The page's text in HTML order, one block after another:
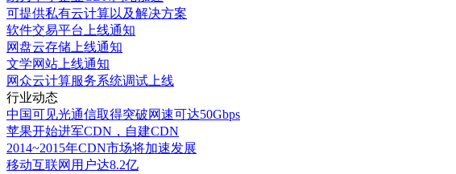
可提供私有云计算以及解决方案
软件交易平台上线通知
网盘云存储上线通知
文学网站上线通知
网众云计算服务系统调试上线
行业动态
中国可见光通信取得突破网速可达50Gbps
苹果开始进军CDN，自建CDN
2014~2015年CDN市场将加速发展
移动互联网用户达8.2亿